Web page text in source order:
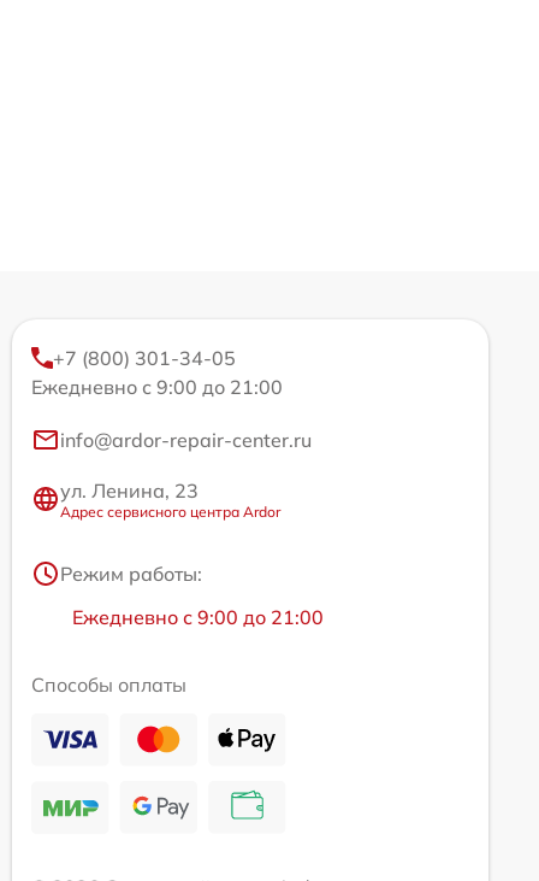
+7 (800) 301-34-05
Ежедневно с 9:00 до 21:00
info@ardor-repair-center.ru
ул. Ленина, 23
Адрес сервисного центра Ardor
Режим работы:
Ежедневно с 9:00 до 21:00
Способы оплаты